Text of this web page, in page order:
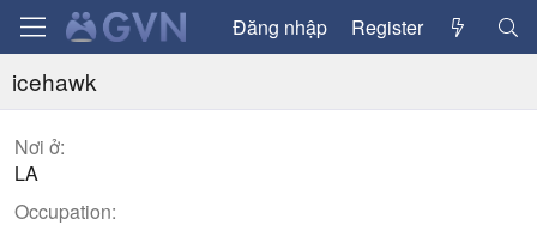
Đăng nhập Register
icehawk
Nơi ở
LA
Occupation